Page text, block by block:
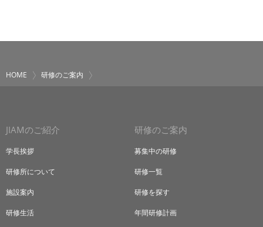
HOME 研修のご案内
JIAMのご紹介
学長挨拶
研修所について
施設案内
研修生活
研修のご案内
募集中の研修
研修一覧
研修を探す
年間研修計画